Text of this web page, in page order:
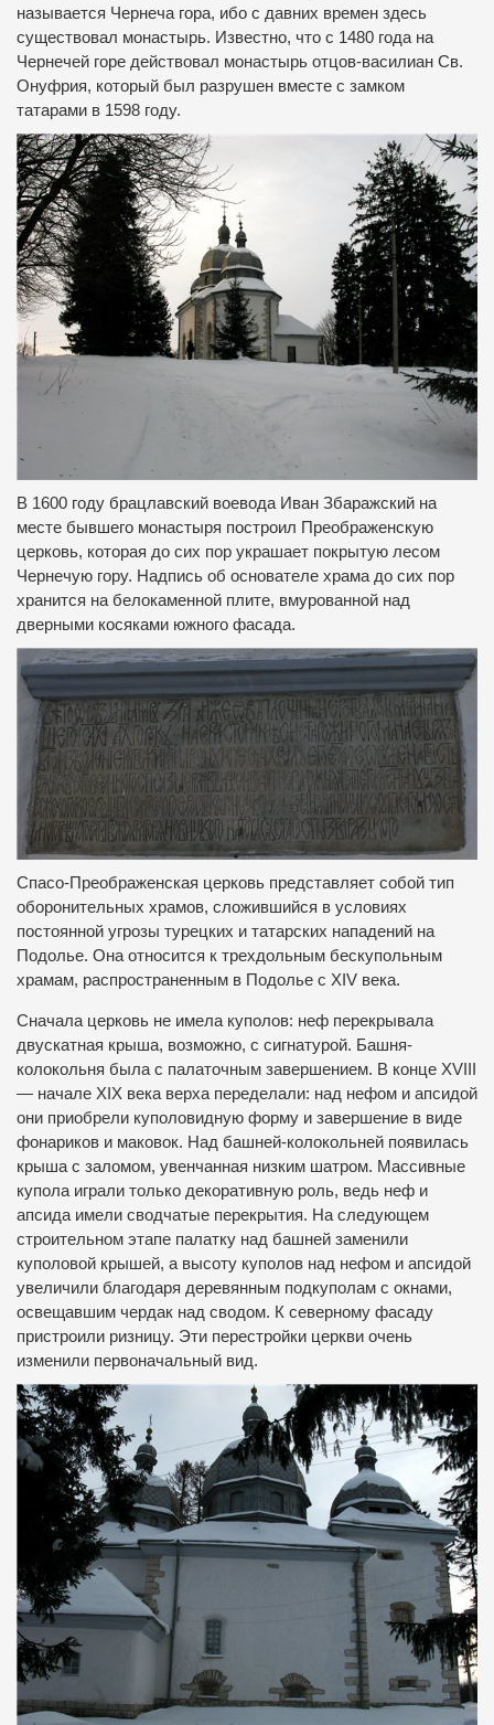
называется Чернеча гора, ибо с давних времен здесь
существовал монастырь. Известно, что с 1480 года на
Чернечей горе действовал монастырь отцов-василиан Св.
Онуфрия, который был разрушен вместе с замком
татарами в 1598 году.
В 1600 году брацлавский воевода Иван Збаражский на
месте бывшего монастыря построил Преображенскую
церковь, которая до сих пор украшает покрытую лесом
Чернечую гору. Надпись об основателе храма до сих пор
хранится на белокаменной плите, вмурованной над
дверными косяками южного фасада.
Спасо-Преображенская церковь представляет собой тип
оборонительных храмов, сложившийся в условиях
постоянной угрозы турецких и татарских нападений на
Подолье. Она относится к трехдольным бескупольным
храмам, распространенным в Подолье с XIV века.
Сначала церковь не имела куполов: неф перекрывала
двускатная крыша, возможно, с сигнатурой. Башня-
колокольня была с палаточным завершением. В конце ХVIII
— начале ХIХ века верха переделали: над нефом и апсидой
они приобрели куполовидную форму и завершение в виде
фонариков и маковок. Над башней-колокольней появилась
крыша с заломом, увенчанная низким шатром. Массивные
купола играли только декоративную роль, ведь неф и
апсида имели сводчатые перекрытия. На следующем
строительном этапе палатку над башней заменили
куполовой крышей, а высоту куполов над нефом и апсидой
увеличили благодаря деревянным подкуполам с окнами,
освещавшим чердак над сводом. К северному фасаду
пристроили ризницу. Эти перестройки церкви очень
изменили первоначальный вид.